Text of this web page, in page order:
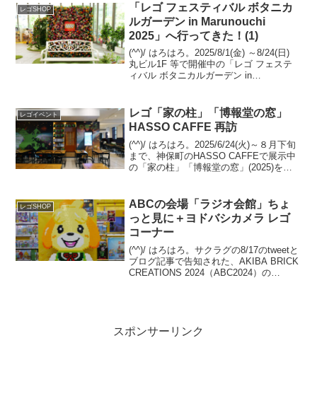
化したイベント。三井ショッピングパー
ク 「レゴ ワ...
レゴSHOP
「レゴ フェスティバル ボタニカ
ルガーデン in Marunouchi
2025」へ行ってきた！(1)
(^^)/ はろはろ。2025/8/1(金) ～8/24(日)
丸ビル1F 等で開催中の「レゴ フェステ
ィバル ボタニカルガーデン in
Marunouchi.com...
レゴイベント
レゴ「家の柱」「博報堂の窓」
HASSO CAFFE 再訪
(^^)/ はろはろ。2025/6/24(火)～８月下旬
まで、神保町のHASSO CAFFEで展示中
の「家の柱」「博報堂の窓」(2025)を観
ったので、改めて伺い、...
レゴSHOP
ABCの会場「ラジオ会館」ちょ
っと見に＋ヨドバシカメラ レゴ
コーナー
(^^)/ はろはろ。サクラグの8/17のtweetと
ブログ記事で告知された、AKIBA BRICK
CREATIONS 2024（ABC2024）の
スポンサーリンク